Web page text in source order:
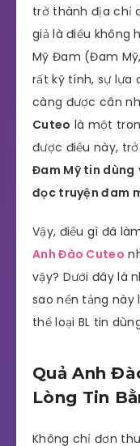
trở thành địa chỉ
giả là điều không
Mỹ Đam (Đam
rất kỹ tính, sự lựa
càng được cân
Cuteo là một
được điều này,
Đam Mỹ tin dùng
đọc truyện đam
Vậy, điều gì đã
Anh Đào Cuteo
vậy? Dưới đây là
sao nền tảng
thể loại BL tin
Quả Anh
Lòng Tin
Không chỉ đơn